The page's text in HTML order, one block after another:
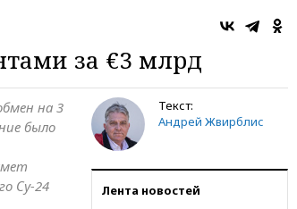
за €3 млрд
Текст:
Андрей Жвирблис
Лента новостей
на 3
было
Су-24